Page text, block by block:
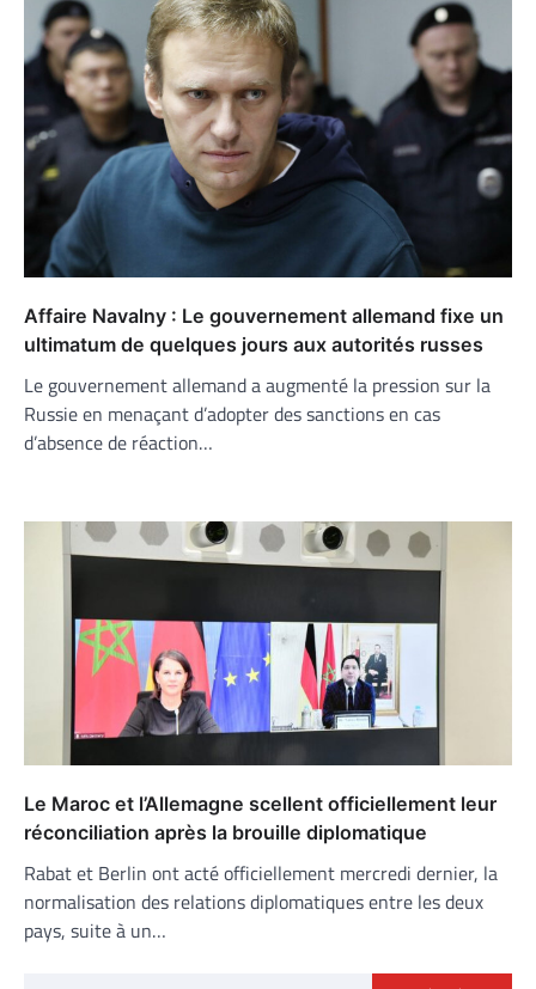
Affaire Navalny : Le gouvernement allemand fixe un
ultimatum de quelques jours aux autorités russes
Le gouvernement allemand a augmenté la pression sur la
Russie en menaçant d’adopter des sanctions en cas
d’absence de réaction…
Le Maroc et l’Allemagne scellent officiellement leur
réconciliation après la brouille diplomatique
Rabat et Berlin ont acté officiellement mercredi dernier, la
normalisation des relations diplomatiques entre les deux
pays, suite à un…